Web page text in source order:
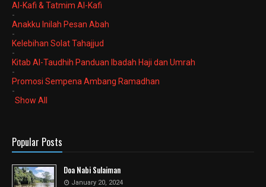
Al-Kafi & Tatmim Al-Kafi
-
Anakku Inilah Pesan Abah
-
Kelebihan Solat Tahajjud
-
Kitab Al-Taudhih Panduan Ibadah Haji dan Umrah
-
Promosi Sempena Ambang Ramadhan
-
Show All
Popular Posts
Doa Nabi Sulaiman
January 20, 2024